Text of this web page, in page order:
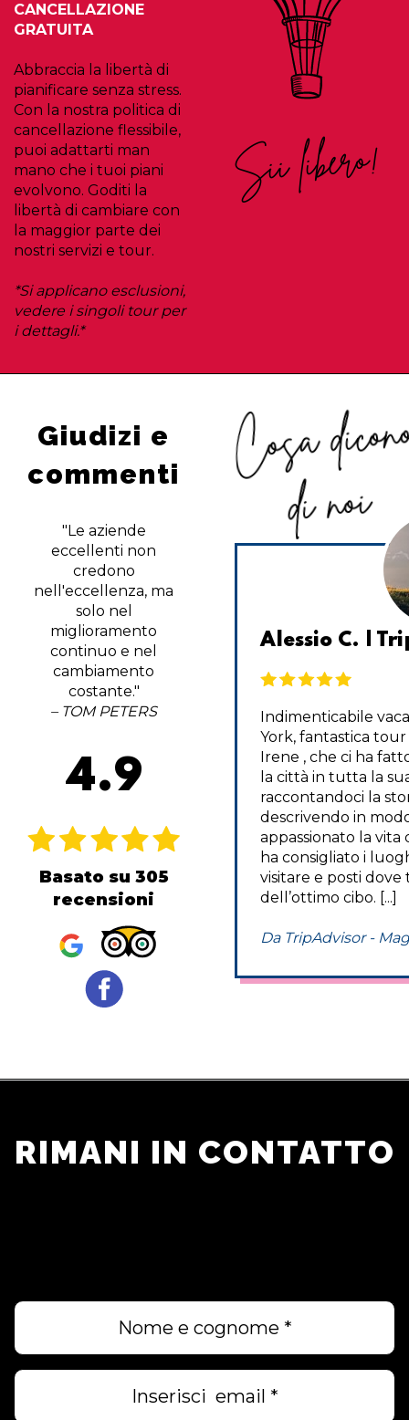
CANCELLAZIONE
GRATUITA
Abbraccia la libertà di
pianificare senza stress.
Con la nostra politica di
cancellazione flessibile,
puoi adattarti man
mano che i tuoi piani
evolvono. Goditi la
libertà di cambiare con
la maggior parte dei
nostri servizi e tour.
*Si applicano esclusioni,
vedere i singoli tour per
i dettagli.*
Sii libero!
Giudizi e
commenti
"Le aziende
eccellenti non
credono
nell'eccellenza, ma
solo nel
miglioramento
continuo e nel
cambiamento
costante."
– TOM PETERS
4.9
Basato su 305
recensioni
Cosa
di noi
| TripAdvisor
più grande fan delle
la possibilità di fare
che Apple Picking in
nella Hudson Valley,
sapevo da dove
[...] Per fortuna sono
grado di utilizzare New
per noi [.. .]
- Ottobre 2021
Alessio C. |
Indimenticabile
York, fantastica
Irene , che ci ha
la città in tutta la
raccontandoci la
descrivendo in
appassionato la vita
ha consigliato i
visitare e posti dove
dell’ottimo cibo. [...]
Da TripAdvisor -
RIMANI IN CONTATTO